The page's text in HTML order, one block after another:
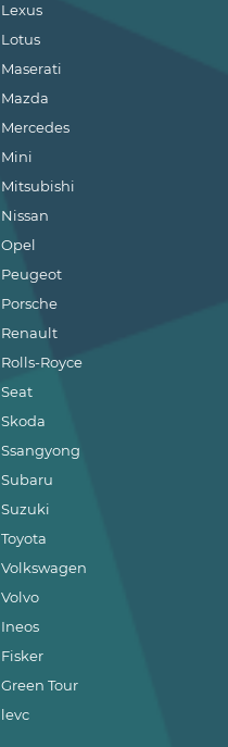
Lexus
Lotus
Maserati
Mazda
Mercedes
Mini
Mitsubishi
Nissan
Opel
Peugeot
Porsche
Renault
Rolls-Royce
Seat
Skoda
Ssangyong
Subaru
Suzuki
Toyota
Volkswagen
Volvo
Ineos
Fisker
Green Tour
levc